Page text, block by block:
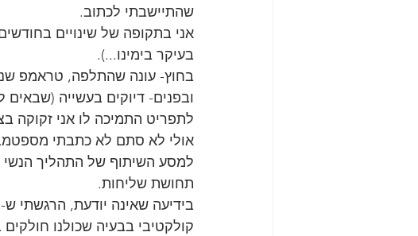
שהתיישבתי לכתוב.
אני בתקופה של שינויים
בעיקר בימינו...).
בחוץ- עונה שהתלפה, טראמפ
ובפנים- דיוקים בעשייה
לתפריט התמיכה לו אני זקוקה
אולי לא סתם לא כתבתי
למסע השיתוף של התהליך הנשי
תחושת שליחות.
בידיעה שאינה יודעת, הרגשתי
קולקטיבי בבעיה שכולנו